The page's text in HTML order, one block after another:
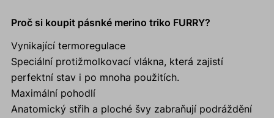
Proč si koupit pásnké merino triko FURRY?
Vynikající termoregulace
Speciální protižmolkovací vlákna, která zajistí
perfektní stav i po mnoha použitích.
Maximální pohodlí
Anatomický střih a ploché švy zabraňují podráždění